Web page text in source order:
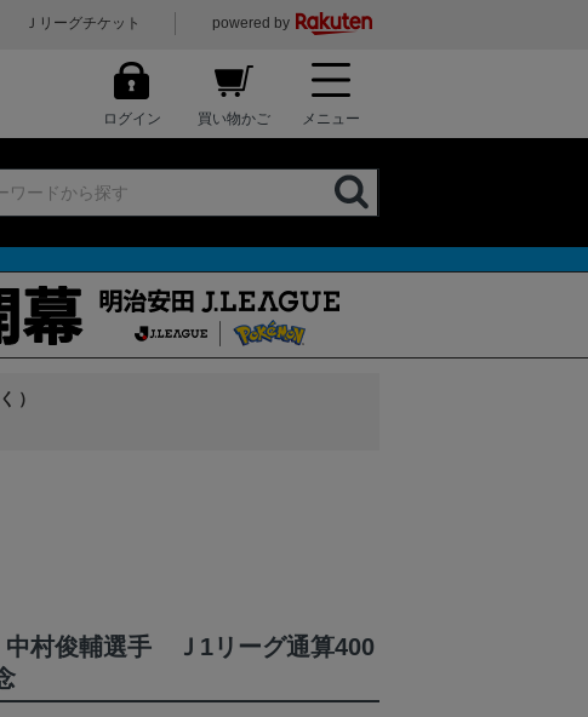
Ｊリーグチケット powered by
ログイン 買い物かご メニュー
）
中村俊輔選手 Ｊ1リーグ通算400